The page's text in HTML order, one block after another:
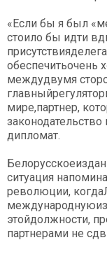
«Если бы я был
стоило бы идти
обеспечитьочень
междудвумя
мире,партнер,
законодательство
дипломат.
ситуация
революции,
этойдолжности,
партнерами не